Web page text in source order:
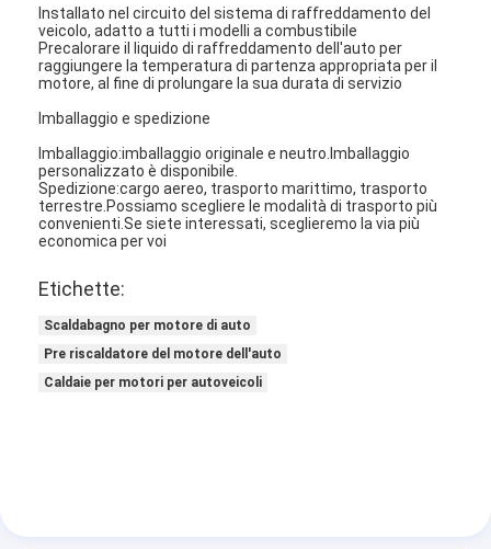
Casa
Prodotti
Chi siamo
Fatory Tour
Installato nel circuito del sistema di raffreddamento del
veicolo, adatto a tutti i modelli a combustibile
Precalorare il liquido di raffreddamento dell'auto per
raggiungere la temperatura di partenza appropriata per il
motore, al fine di prolungare la sua durata di servizio
Imballaggio e spedizione
Imballaggio:imballaggio originale e neutro.Imballaggio
personalizzato è disponibile.
Spedizione:cargo aereo, trasporto marittimo, trasporto
terrestre.Possiamo scegliere le modalità di trasporto più
convenienti.Se siete interessati, sceglieremo la via più
economica per voi
Etichette:
Scaldabagno per motore di auto
Pre riscaldatore del motore dell'auto
Caldaie per motori per autoveicoli